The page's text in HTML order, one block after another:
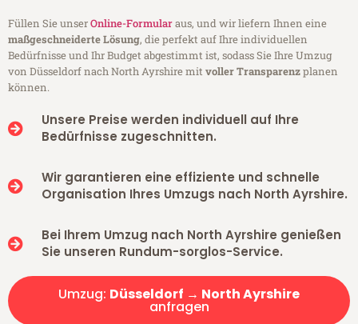
Füllen Sie unserOnline-Formularaus, und wir liefern Ihnen eine
maßgeschneiderte Lösung, die perfekt auf Ihre individuellen
Bedürfnisse und Ihr Budget abgestimmt ist, sodass Sie Ihre Umzug
von Düsseldorf nach North Ayrshire mitvoller Transparenzplanen
können.
Unsere Preise werden individuell auf Ihre
Bedürfnisse zugeschnitten.
Wir garantieren eine effiziente und schnelle
Organisation Ihres Umzugs nach North Ayrshire.
Bei Ihrem Umzug nach North Ayrshire genießen
Sie unseren Rundum-sorglos-Service.
Umzug: Düsseldorf → North Ayrshire
anfragen